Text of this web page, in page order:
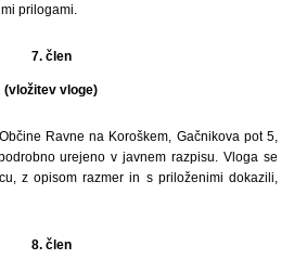
prilogami.
7. člen
(vložitev vloge)
Ravne na Koroškem, Gačnikova pot 5,
urejeno v javnem razpisu. Vloga se
z opisom razmer in s priloženimi dokazili,
8. člen